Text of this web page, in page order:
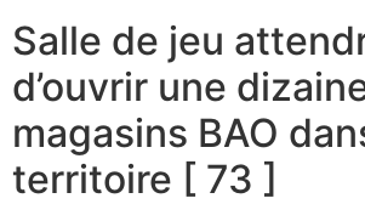
Salle de jeu
d’ouvrir une
magasins BAO
territoire [ 73 ]